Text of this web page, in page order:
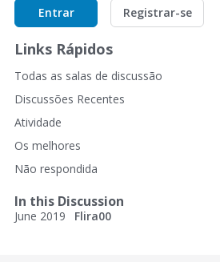
Entrar Registrar-se
Links Rápidos
Todas as salas de discussão
Discussões Recentes
Atividade
Os melhores
Não respondida
In this Discussion
June 2019 Flira00